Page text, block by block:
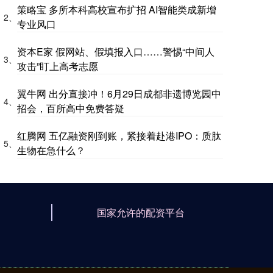
2、
策略宝 多所本科高校宣布扩招 AI智能类成新增
专业风口
3、
资本E家 假网站、假填报入口……警惕“中间人
攻击”盯上高考志愿
4、
翼牛网 出分直接冲！6月29日成都非遗博览园中
招会，百所高中免费答疑
5、
红腾网 五亿融资刚到账，紧接着赴港IPO：质肽
生物在急什么？
国家允许的配资平台